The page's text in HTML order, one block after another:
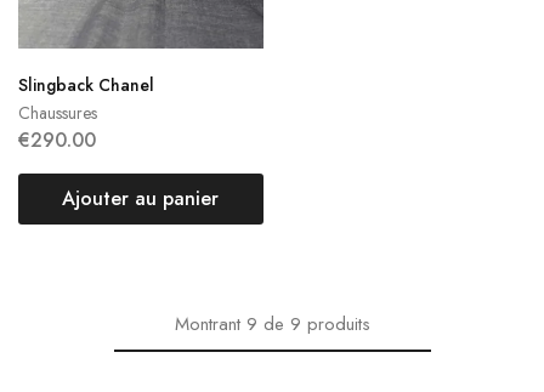
Chaussures
Slingback Chanel
€290.00
Ajouter au panier
Montrant9 de 9 produits